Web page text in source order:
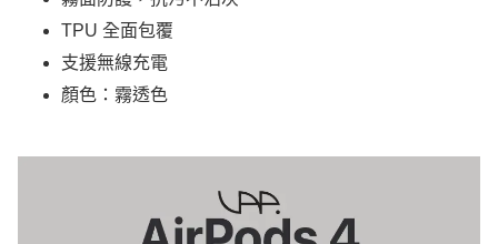
TPU 全面包覆
支援無線充電
顏色：霧透色